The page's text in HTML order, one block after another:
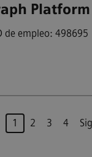
de empleo: 498695
Página
1 2 3 4